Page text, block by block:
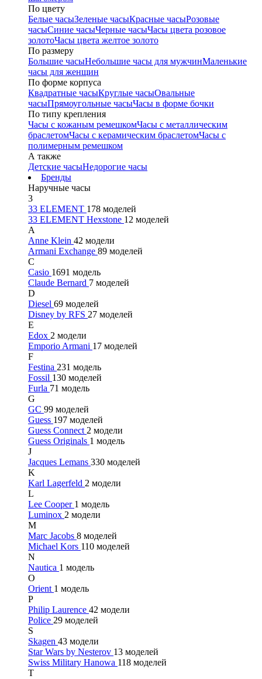
По цвету
Белые часыЗеленые часыКрасные часыРозовые
часыСиние часыЧерные часыЧасы цвета розовое
золотоЧасы цвета желтое золото
По размеру
Большие часыНебольшие часы для мужчинМаленькие
часы для женщин
По форме корпуса
Квадратные часыКруглые часыОвальные
часыПрямоугольные часыЧасы в форме бочки
По типу крепления
Часы с кожаным ремешкомЧасы с металлическим
браслетомЧасы с керамическим браслетомЧасы с
полимерным ремешком
А также
Детские часыНедорогие часы
Бренды
Наручные часы
3
33 ELEMENT 178 моделей
33 ELEMENT Hexstone 12 моделей
A
Anne Klein 42 модели
Armani Exchange 89 моделей
C
Casio 1691 модель
Claude Bernard 7 моделей
D
Diesel 69 моделей
Disney by RFS 27 моделей
E
Edox 2 модели
Emporio Armani 17 моделей
F
Festina 231 модель
Fossil 130 моделей
Furla 71 модель
G
GC 99 моделей
Guess 197 моделей
Guess Connect 2 модели
Guess Originals 1 модель
J
Jacques Lemans 330 моделей
K
Karl Lagerfeld 2 модели
L
Lee Cooper 1 модель
Luminox 2 модели
M
Marc Jacobs 8 моделей
Michael Kors 110 моделей
N
Nautica 1 модель
O
Orient 1 модель
P
Philip Laurence 42 модели
Police 29 моделей
S
Skagen 43 модели
Star Wars by Nesterov 13 моделей
Swiss Military Hanowa 118 моделей
T